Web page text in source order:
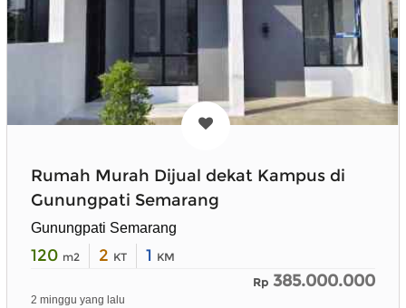
Rumah Murah Dijual dekat Kampus di
Gunungpati Semarang
Gunungpati Semarang
120 m2 2 KT 1 KM
Rp 385.000.000
2 minggu yang lalu